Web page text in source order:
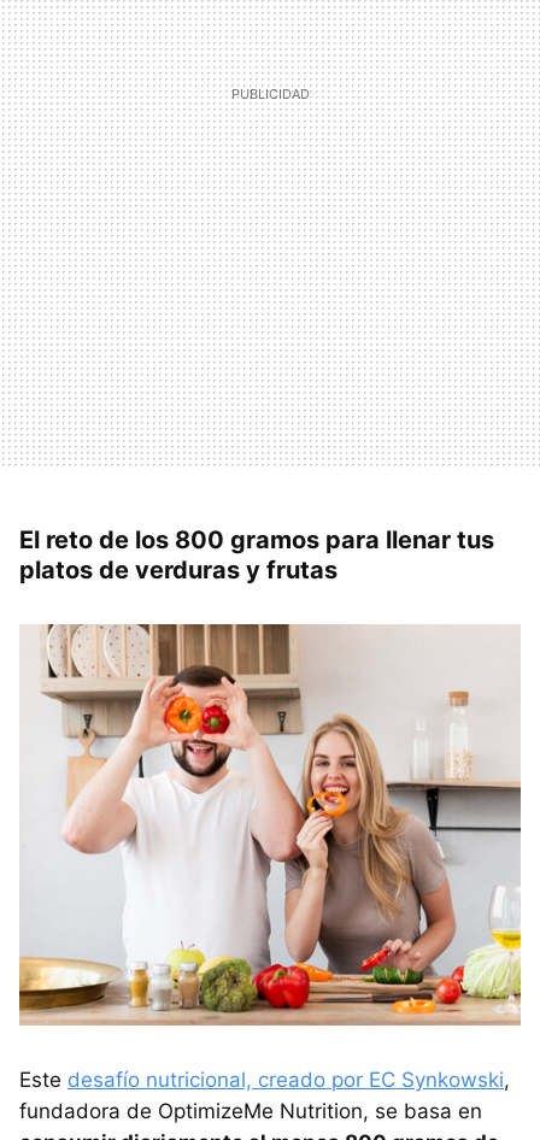
El reto de los 800 gramos para llenar tus
platos de verduras y frutas
Este desafío nutricional, creado por EC Synkowski,
fundadora de OptimizeMe Nutrition, se basa en